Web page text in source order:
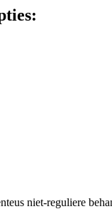
niet-reguliere